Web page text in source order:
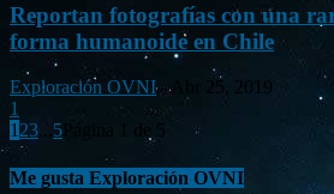
Reportan fotografías con una
forma humanoide en Chile
Exploración OVNI -Abr 25, 2019
1
1 23 5 Página 1 de 5
Me gusta Exploración OVNI